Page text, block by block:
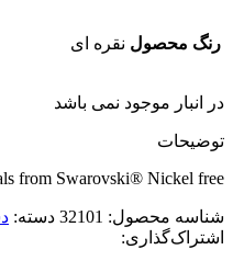
رنگ محصول نقره ای
در انبار موجود نمی باشد
توضیحات
from Swarovski® Nickel free
شناسه محصول: 32101 دسته:
اشتراک‌گذاری: